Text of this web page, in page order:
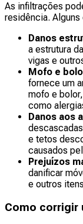
As infiltrações
residência.
Danos
a estrutura
vigas e
Mofo e
fornece um
mofo e
como
Danos aos
e tetos
causados
Prejuízos
danificar
e outros
Como corrigir